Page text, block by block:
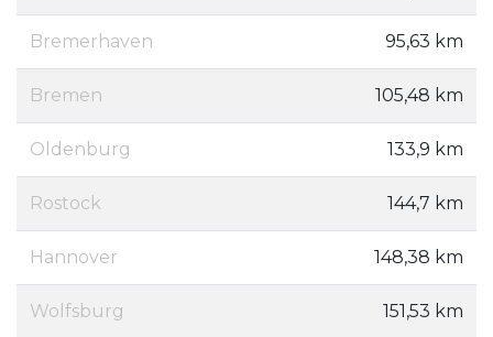
Bremerhaven 95,63 km
Bremen 105,48 km
Oldenburg 133,9 km
Rostock 144,7 km
Hannover 148,38 km
Wolfsburg 151,53 km